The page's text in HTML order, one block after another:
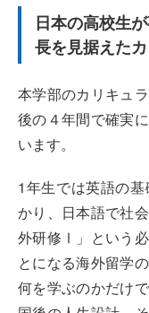
日本の高校生
長を見据えた
本学部のカリキュ
後の４年間で確実
います。
1年生では英語の
かり、日本語で社
外研修Ⅰ」という
とになる海外留学
何を学ぶのかだけ